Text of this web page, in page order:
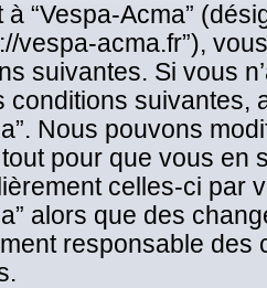
“Vespa-Acma”
vespa-acma.fr”),
suivantes. Si vous
conditions suivantes,
Nous pouvons
pour que vous en
celles-ci par
alors que des
responsable